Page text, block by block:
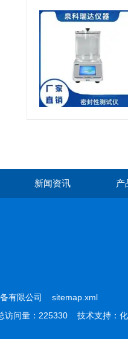
新闻资讯 产
备有限公司 sitemap.xml
问量：225330 技术支持： 化